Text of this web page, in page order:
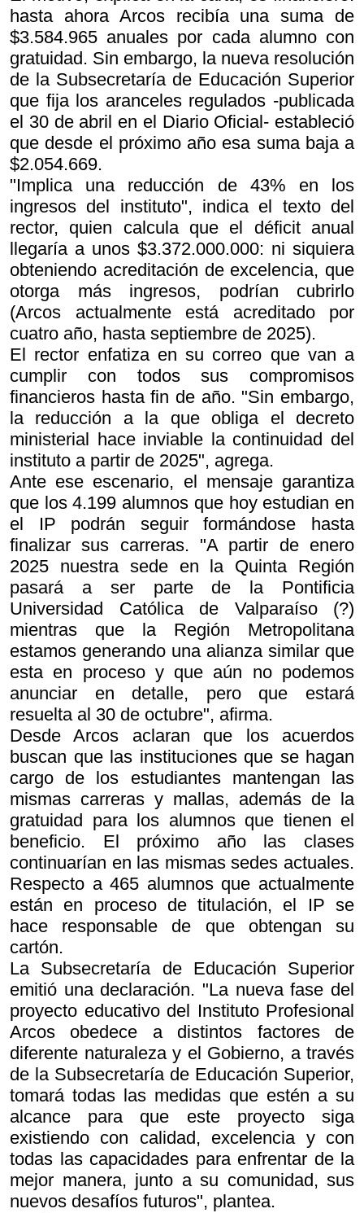
hasta ahora Arcos recibía una suma de
$3.584.965 anuales por cada alumno con
gratuidad. Sin embargo, la nueva resolución
de la Subsecretaría de Educación Superior
que fija los aranceles regulados -publicada
el 30 de abril en el Diario Oficial- estableció
que desde el próximo año esa suma baja a
$2.054.669.
"Implica una reducción de 43% en los
ingresos del instituto", indica el texto del
rector, quien calcula que el déficit anual
llegaría a unos $3.372.000.000: ni siquiera
obteniendo acreditación de excelencia, que
otorga más ingresos, podrían cubrirlo
(Arcos actualmente está acreditado por
cuatro año, hasta septiembre de 2025).
El rector enfatiza en su correo que van a
cumplir con todos sus compromisos
financieros hasta fin de año. "Sin embargo,
la reducción a la que obliga el decreto
ministerial hace inviable la continuidad del
instituto a partir de 2025", agrega.
Ante ese escenario, el mensaje garantiza
que los 4.199 alumnos que hoy estudian en
el IP podrán seguir formándose hasta
finalizar sus carreras. "A partir de enero
2025 nuestra sede en la Quinta Región
pasará a ser parte de la Pontificia
Universidad Católica de Valparaíso (?)
mientras que la Región Metropolitana
estamos generando una alianza similar que
esta en proceso y que aún no podemos
anunciar en detalle, pero que estará
resuelta al 30 de octubre", afirma.
Desde Arcos aclaran que los acuerdos
buscan que las instituciones que se hagan
cargo de los estudiantes mantengan las
mismas carreras y mallas, además de la
gratuidad para los alumnos que tienen el
beneficio. El próximo año las clases
continuarían en las mismas sedes actuales.
Respecto a 465 alumnos que actualmente
están en proceso de titulación, el IP se
hace responsable de que obtengan su
cartón.
La Subsecretaría de Educación Superior
emitió una declaración. "La nueva fase del
proyecto educativo del Instituto Profesional
Arcos obedece a distintos factores de
diferente naturaleza y el Gobierno, a través
de la Subsecretaría de Educación Superior,
tomará todas las medidas que estén a su
alcance para que este proyecto siga
existiendo con calidad, excelencia y con
todas las capacidades para enfrentar de la
mejor manera, junto a su comunidad, sus
nuevos desafíos futuros", plantea.